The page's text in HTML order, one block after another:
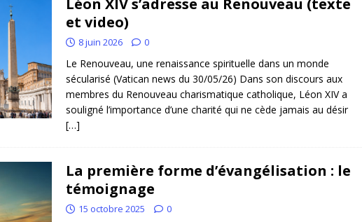
et video)
8 juin 2026 0
Le Renouveau, une renaissance spirituelle dans un monde
sécularisé (Vatican news du 30/05/26) Dans son discours aux
membres du Renouveau charismatique catholique, Léon XIV a
souligné l’importance d’une charité qui ne cède jamais au désir
[…]
La première forme d’évangélisation : le
témoignage
15 octobre 2025 0